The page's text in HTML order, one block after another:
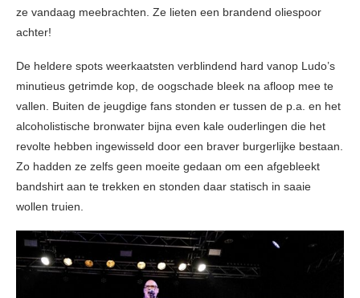
ze vandaag meebrachten. Ze lieten een brandend oliespoor
achter!
De heldere spots weerkaatsten verblindend hard vanop Ludo’s
minutieus getrimde kop, de oogschade bleek na afloop mee te
vallen. Buiten de jeugdige fans stonden er tussen de p.a. en het
alcoholistische bronwater bijna even kale ouderlingen die het
revolte hebben ingewisseld door een braver burgerlijke bestaan.
Zo hadden ze zelfs geen moeite gedaan om een afgebleekt
bandshirt aan te trekken en stonden daar statisch in saaie
wollen truien.